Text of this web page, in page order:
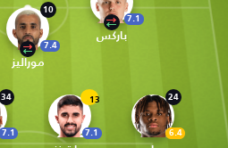
10
7.4
موراليز
7.1
باركس
34
7.1
13
7.1
24
6.4